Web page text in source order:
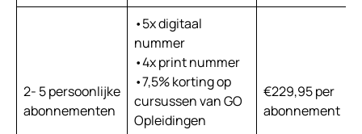
2- 5 persoonlijke
abonnementen
•5x digitaal
nummer
•4x print nummer
•7,5% korting op
cursussen van GO
Opleidingen
€229,95 per
abonnement